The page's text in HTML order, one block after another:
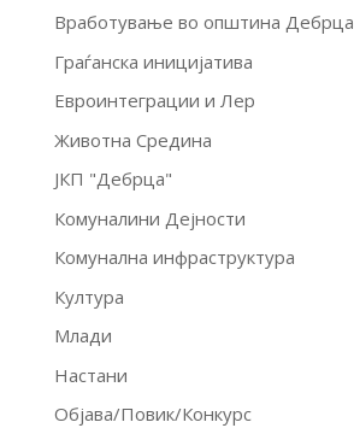
Вработување во општина Дебрца
Граѓанска иницијатива
Евроинтеграции и Лер
Животна Средина
ЈКП "Дебрца"
Комуналини Дејности
Комунална инфраструктура
Култура
Млади
Настани
Објава/Повик/Конкурс